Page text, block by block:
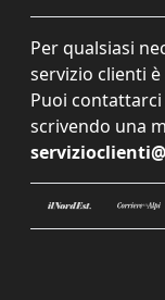
Per qualsiasi
servizio clienti
Puoi
scrivendo una